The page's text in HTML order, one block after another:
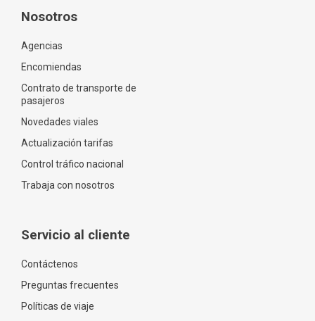
Nosotros
Agencias
Encomiendas
Contrato de transporte de
pasajeros
Novedades viales
Actualización tarifas
Control tráfico nacional
Trabaja con nosotros
Servicio al cliente
Contáctenos
Preguntas frecuentes
Políticas de viaje